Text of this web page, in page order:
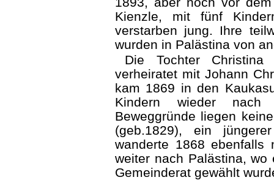
Kienzle, mit fünf
verstarben jung. Ihre
wurden in Palästina von
Die Tochter
verheiratet mit Johann
kam 1869 in den
Kindern wieder
Beweggründe liegen
(geb.1829), ein
wanderte 1868
weiter nach Palästina,
Ge­meinderat gewählt